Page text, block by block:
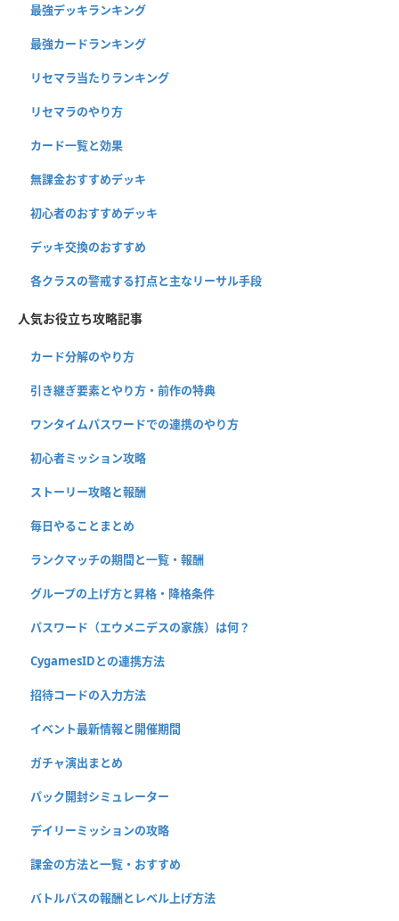
最強デッキランキング
最強カードランキング
リセマラ当たりランキング
リセマラのやり方
カード一覧と効果
無課金おすすめデッキ
初心者のおすすめデッキ
デッキ交換のおすすめ
各クラスの警戒する打点と主なリーサル手段
人気お役立ち攻略記事
カード分解のやり方
引き継ぎ要素とやり方・前作の特典
ワンタイムパスワードでの連携のやり方
初心者ミッション攻略
ストーリー攻略と報酬
毎日やることまとめ
ランクマッチの期間と一覧・報酬
グループの上げ方と昇格・降格条件
パスワード（エウメニデスの家族）は何？
CygamesIDとの連携方法
招待コードの入力方法
イベント最新情報と開催期間
ガチャ演出まとめ
パック開封シミュレーター
デイリーミッションの攻略
課金の方法と一覧・おすすめ
バトルパスの報酬とレベル上げ方法